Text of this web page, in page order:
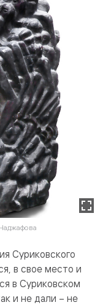
Суриковского
в свое место и
в Суриковском
и не дали – не